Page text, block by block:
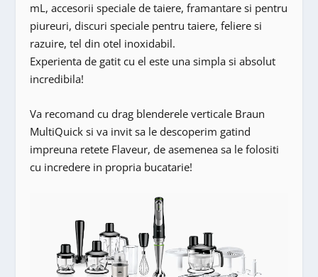
mL, accesorii speciale de taiere, framantare si pentru
piureuri, discuri speciale pentru taiere, feliere si
razuire, tel din otel inoxidabil.
Experienta de gatit cu el este una simpla si absolut
incredibila!
Va recomand cu drag blenderele verticale Braun
MultiQuick si va invit sa le descoperim gatind
impreuna retete Flaveur, de asemenea sa le folositi
cu incredere in propria bucatarie!